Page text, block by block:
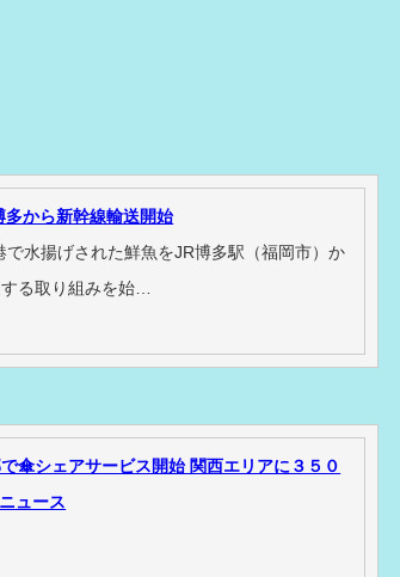
から新幹線輸送開始
水揚げされた鮮魚をJR博多駅（福岡市）か
る取り組みを始…
傘シェアサービス開始 関西エリアに３５０
ュース